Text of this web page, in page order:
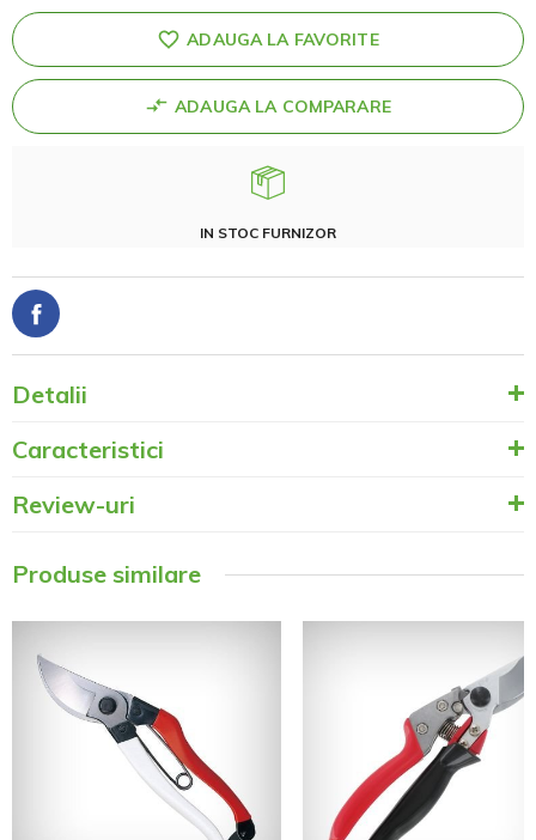
ADAUGA LA FAVORITE
ADAUGA LA COMPARARE
IN STOC FURNIZOR
Detalii
Caracteristici
Review-uri
Produse similare